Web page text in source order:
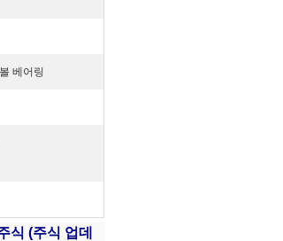
베어링
식 (주식 업데